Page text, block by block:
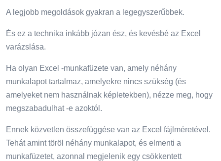
A legjobb megoldások gyakran a legegyszerűbbek.
És ez a technika inkább józan ész, és kevésbé az Excel
varázslása.
Ha olyan Excel -munkafüzete van, amely néhány
munkalapot tartalmaz, amelyekre nincs szükség (és
amelyeket nem használnak képletekben), nézze meg, hogy
megszabadulhat -e azoktól.
Ennek közvetlen összefüggése van az Excel fájlméretével.
Tehát amint töröl néhány munkalapot, és elmenti a
munkafüzetet, azonnal megjelenik egy csökkentett